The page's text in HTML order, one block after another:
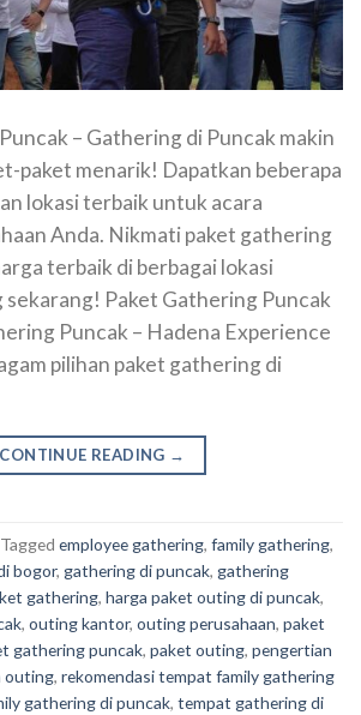
– Gathering di Puncak makin
paket menarik! Dapatkan beberapa
lokasi terbaik untuk acara
Anda. Nikmati paket gathering
terbaik di berbagai lokasi
sekarang! Paket Gathering Puncak
Puncak – Hadena Experience
pilihan paket gathering di
CONTINUE READING →
Tagged employee gathering, family gathering,
bogor, gathering di puncak, gathering
gathering, harga paket outing di puncak,
, outing kantor, outing perusahaan, paket
gathering puncak, paket outing, pengertian
outing, rekomendasi tempat family gathering
gathering di puncak, tempat gathering di